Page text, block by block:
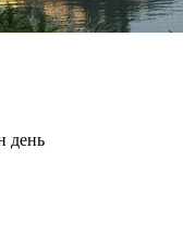
день